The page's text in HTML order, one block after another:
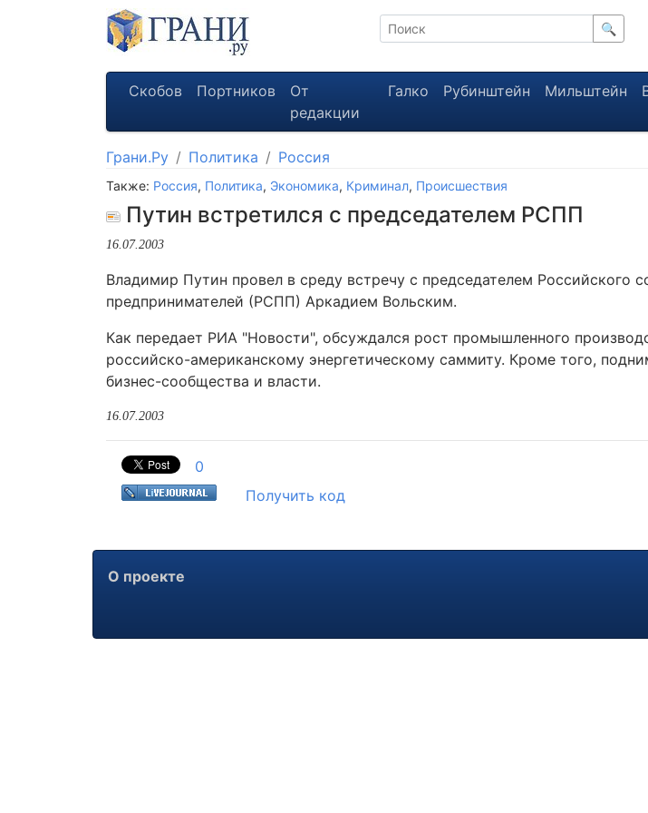
🔍
Скобов Портников
От
редакции
Галко Рубинштейн Мильштейн
Грани.Ру Политика Россия
Также: Россия, Политика, Экономика, Криминал, Происшествия
Путин встретился с председателем РСПП
16.07.2003
Владимир Путин провел в среду встречу с председателем Российского
предпринимателей (РСПП) Аркадием Вольским.
Как передает РИА "Новости", обсуждался рост промышленного
российско-американскому энергетическому саммиту. Кроме того,
бизнес-сообщества и власти.
16.07.2003
0
Получить код
О проекте